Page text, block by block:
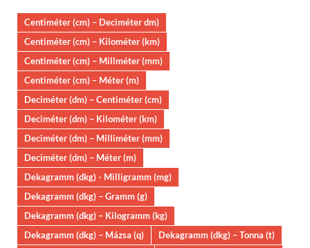
Centiméter (cm) – Deciméter dm)
Centiméter (cm) – Kilométer (km)
Centiméter (cm) – Millméter (mm)
Centiméter (cm) – Méter (m)
Deciméter (dm) – Centiméter (cm)
Deciméter (dm) – Kilométer (km)
Deciméter (dm) – Milliméter (mm)
Deciméter (dm) – Méter (m)
Dekagramm (dkg) - Milligramm (mg)
Dekagramm (dkg) – Gramm (g)
Dekagramm (dkg) – Kilogramm (kg)
Dekagramm (dkg) – Mázsa (q)
Dekagramm (dkg) – Tonna (t)